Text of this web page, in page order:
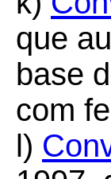
que
base
com
l)